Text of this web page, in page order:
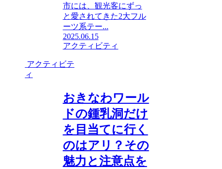
市には、観光客にずっ
と愛されてきた2大フル
ーツ系テー...
2025.06.15
アクティビティ
アクティビテ
ィ
おきなわワール
ドの鍾乳洞だけ
を目当てに行く
のはアリ？その
魅力と注意点を